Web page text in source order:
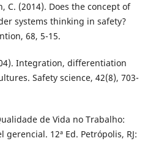
C. (2014). Does the concept of
systems thinking in safety?
68, 5-15.
Integration, differentiation
Safety science, 42(8), 703-
de Vida no Trabalho:
12ª Ed. Petrópolis, RJ: